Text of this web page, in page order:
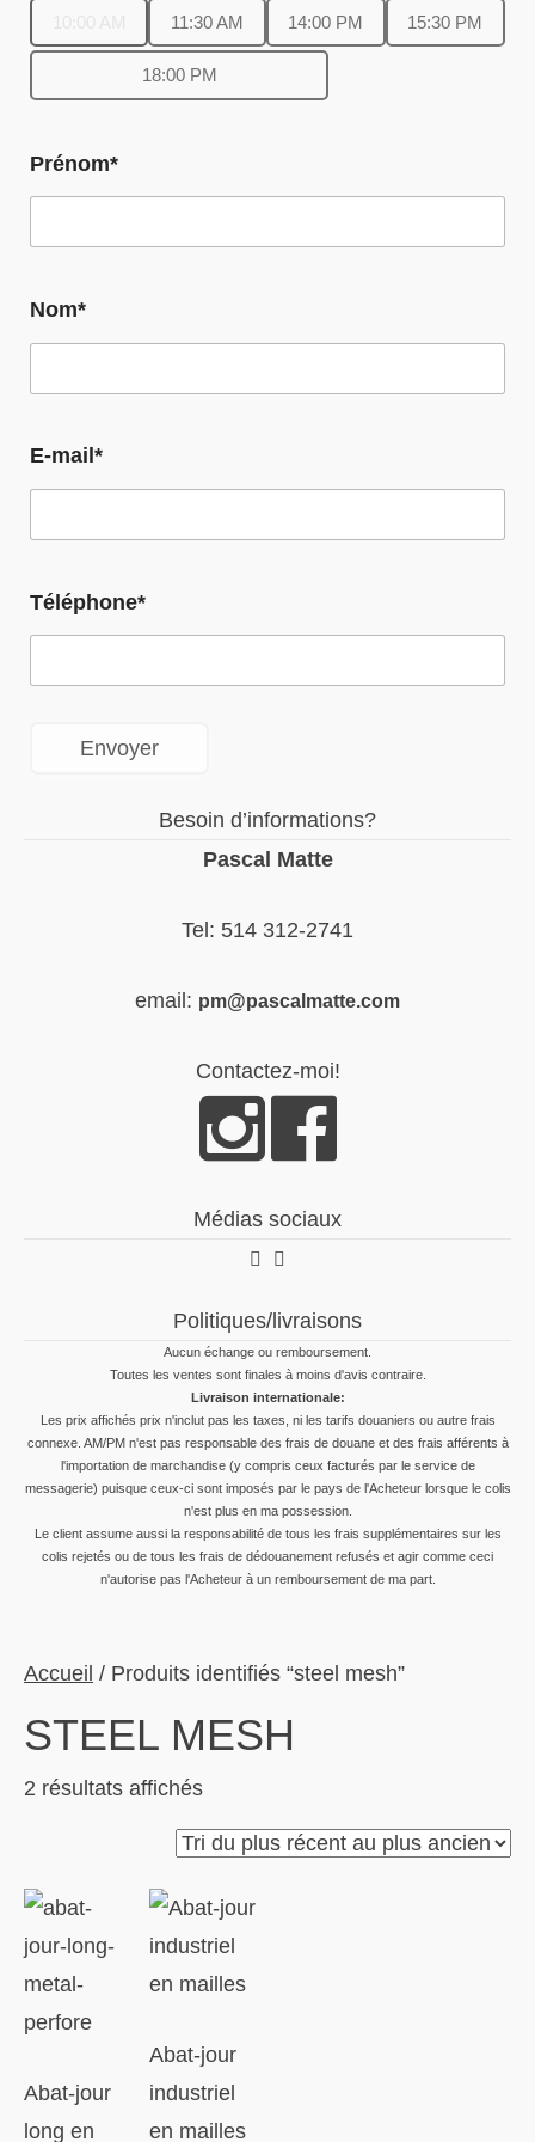
11:30 AM 14:00 PM 15:30 PM
18:00 PM
Prénom*
Nom*
E-mail*
Téléphone*
Besoin d’informations?
Pascal Matte
Tel: 514 312-2741
email: pm@pascalmatte.com
Contactez-moi!
Médias sociaux
Politiques/livraisons
Aucun échange ou remboursement.
Toutes les ventes sont finales à moins d'avis contraire.
Livraison internationale:
Les prix affichés prix n'inclut pas les taxes, ni les tarifs douaniers ou autre frais
connexe. AM/PM n'est pas responsable des frais de douane et des frais afférents à
l'importation de marchandise (y compris ceux facturés par le service de
messagerie) puisque ceux-ci sont imposés par le pays de l'Acheteur lorsque le colis
n'est plus en ma possession.
Le client assume aussi la responsabilité de tous les frais supplémentaires sur les
colis rejetés ou de tous les frais de dédouanement refusés et agir comme ceci
n'autorise pas l'Acheteur à un remboursement de ma part.
Accueil / Produits identifiés “steel mesh”
STEEL MESH
2 résultats affichésTrié
du
plus
récent
au
plus
Abat-jour
long en
Abat-jour
industriel
en mailles